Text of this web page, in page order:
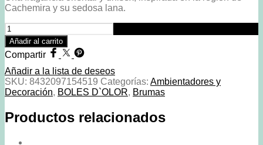
Cachemira y su sedosa lana.
Bruma
Cashmere
Boles
d'olor
cantidad
Añadir al carrito
Compartir
Añadir a la lista de deseos
SKU: 8432097154519 Categorías: Ambientadores y
Decoración, BOLES D`OLOR, Brumas
Productos relacionados